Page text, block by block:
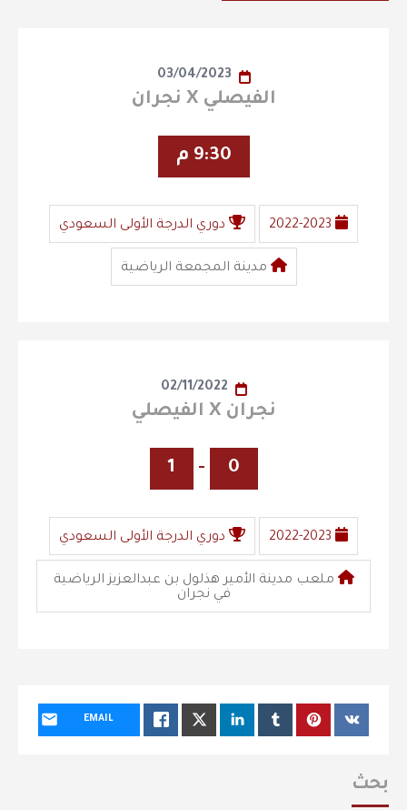
03/04/2023
الفيصلي X نجران
9:30 م
2022-2023 دوري الدرجة الأولى السعودي
مدينة المجمعة الرياضية
02/11/2022
نجران X الفيصلي
0
-
1
2022-2023 دوري الدرجة الأولى السعودي
ملعب مدينة الأمير هذلول بن عبدالعزيز الرياضية
في نجران
EMAIL
بحث